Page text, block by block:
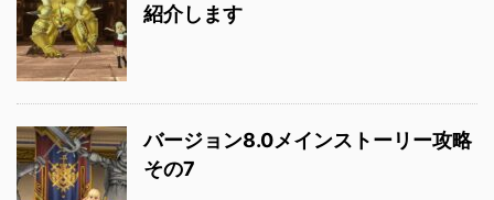
紹介します
バージョン8.0メインストーリー攻略
その7